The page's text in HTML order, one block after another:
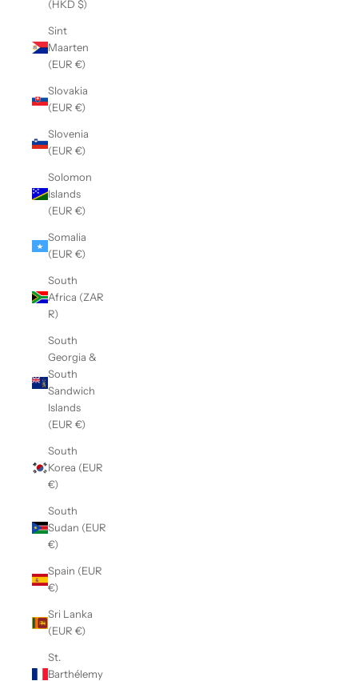
(HKD $)
Sint
Maarten
(EUR €)
Slovakia
(EUR €)
Slovenia
(EUR €)
Solomon
Islands
(EUR €)
Somalia
(EUR €)
South
Africa (ZAR
R)
South
Georgia &
South
Sandwich
Islands
(EUR €)
South
Korea (EUR
€)
South
Sudan (EUR
€)
Spain (EUR
€)
Sri Lanka
(EUR €)
St.
Barthélemy